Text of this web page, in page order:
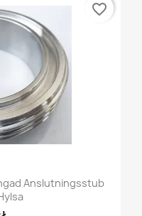
Anslutningsstub
favorite_border